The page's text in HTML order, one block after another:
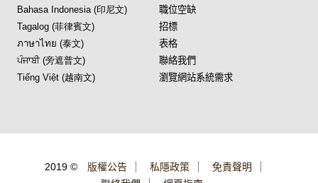
Bahasa Indonesia (印尼文)
Tagalog (菲律賓文)
ภาษาไทย (泰文)
ਪੰਜਾਬੀ (旁遮普文)
Tiếng Việt (越南文)
職位空缺
招標
表格
聯絡我們
瀏覽網站系統需求
2019 © 版權公告 私隱政策
免責聲明